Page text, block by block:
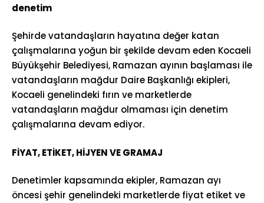
denetim
Şehirde vatandaşların hayatına değer katan
çalışmalarına yoğun bir şekilde devam eden Kocaeli
Büyükşehir Belediyesi, Ramazan ayının başlaması ile
vatandaşların mağdur Daire Başkanlığı ekipleri,
Kocaeli genelindeki fırın ve marketlerde
vatandaşların mağdur olmaması için denetim
çalışmalarına devam ediyor.
FİYAT, ETİKET, HİJYEN VE GRAMAJ
Denetimler kapsamında ekipler, Ramazan ayı
öncesi şehir genelindeki marketlerde fiyat etiket ve